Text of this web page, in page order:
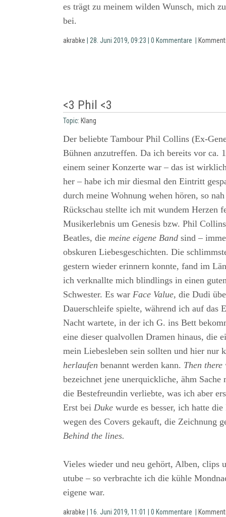
es trägt zu meinem wilden Wunsch, mich
bei.
akrabke | 28. Juni 2019, 09:23 | 0 Kommentare |
<3 Phil <3
Topic: Klang
Der beliebte Tambour Phil Collins (Ex-
Bühnen anzutreffen. Da ich bereits vor ca.
einem seiner Konzerte war – das ist
her – habe ich mir diesmal den Eintritt
durch meine Wohnung wehen hören, so
Rückschau stellte ich mit wundem Herzen
Musikerlebnis um Genesis bzw. Phil
Beatles, die meine eigene Band sind –
obskuren Liebesgeschichten. Die
gestern wieder erinnern konnte, fand im
ich verknallte mich blindlings in einen
Schwester. Es war Face Value, die Dudi
Dauerschleife spielte, während ich auf das
Nacht wartete, in der ich G. ins Bett
eine dieser qualvollen Dramen hinaus, die
mein Liebesleben sein sollten und hier nur
herlaufen benannt werden kann. Then there
bezeichnet jene unerquickliche, ähm
die Bestefreundin verliebte, was ich aber
Erst bei Duke wurde es besser, ich hatte
wegen des Covers gekauft, die Zeichnung
Behind the lines.
Vieles wieder und neu gehört, Alben, clips
utube – so verbrachte ich die kühle
eigene war.
akrabke | 16. Juni 2019, 11:01 | 0 Kommentare |